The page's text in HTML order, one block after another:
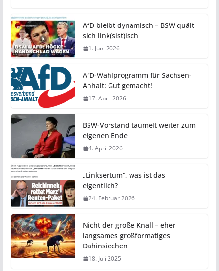
AfD bleibt dynamisch – BSW quält
sich link(sist)isch
1. Juni 2026
AfD-Wahlprogramm für Sachsen-
Anhalt: Gut gemacht!
17. April 2026
BSW-Vorstand taumelt weiter zum
eigenen Ende
4. April 2026
„Linksertum“, was ist das
eigentlich?
24. Februar 2026
Nicht der große Knall – eher
langsames großformatiges
Dahinsiechen
18. Juli 2025